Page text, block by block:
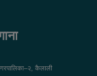
कैलाली